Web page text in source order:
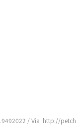
/ Via http://petch